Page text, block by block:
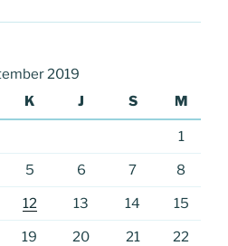
2019
K J S M
1
5 6 7 8
12 13 14 15
19 20 21 22